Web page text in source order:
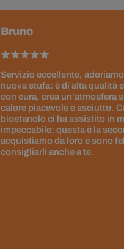
Bruno
Servizio eccellente,
nuova stufa: è di alta qualità
con cura, crea un’atmosfera
calore piacevole e asciutto.
bioetanolo ci ha assistito in
impeccabile; questa è la
acquistiamo da loro e sono
consigliarli anche a te.